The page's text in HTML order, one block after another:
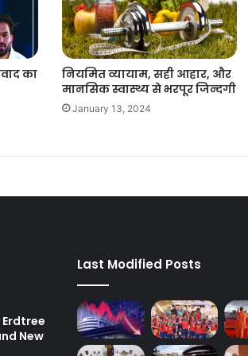
का
नियमित व्यायाम, सही आहार, और
मानसिक स्वास्थ्य से भरपूर जिन्दगी
January 13, 2024
New
Last Modified Posts